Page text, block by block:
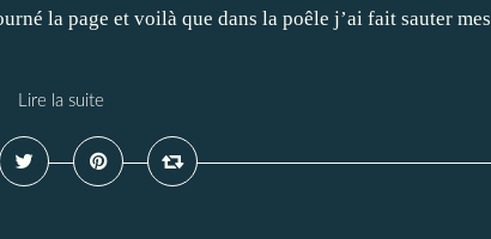
la page et voilà que dans la poêle j’ai fait sauter mes
Lire la suite